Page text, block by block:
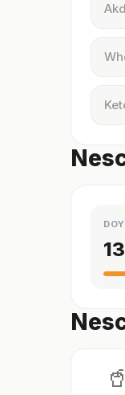
13
🥤